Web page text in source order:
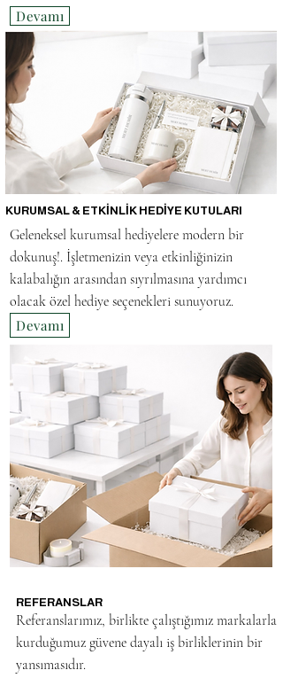
Devamı
KURUMSAL & ETKİNLİK HEDİYE KUTULARI
Geleneksel kurumsal hediyelere modern bir
dokunuş!. İşletmenizin veya etkinliğinizin
kalabalığın arasından sıyrılmasına yardımcı
olacak özel hediye seçenekleri sunuyoruz.
Devamı
REFERANSLAR
Referanslarımız, birlikte çalıştığımız markalarla
kurduğumuz güvene dayalı iş birliklerinin bir
yansımasıdır.